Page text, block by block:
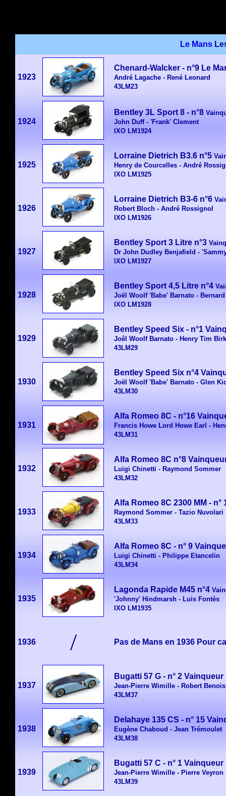
Le Mans
1923
Chenard-Walcker - n°9 Le
André Lagache - René Leonard
43LM23
1924
Bentley 3L Sport 8 - n°8
John Duff - 'Frank' Clement
IXO LM1924
1925
Lorraine Dietrich B3.6 n°5
Henry de Courcelles - André
IXO LM1925
1926
Lorraine Dietrich B3-6 n°6
Robert Bloch - André Rossignol
IXO LM1926
1927
Bentley Sport 3 Litre n°3
Dr John Dudley Benjafield -
IXO LM1927
1928
Bentley Sport 4,5 Litre n°4
Joël Woolf 'Babe' Barnato -
IXO LM1928
1929
Bentley Speed Six - n°1
Joêl Woolf Barnato - Henry Tim
43LM29
1930
Bentley Speed Six n°4
Joël Woolf 'Babe' Barnato - Glen
43LM30
1931
Alfa Romeo 8C - n°16
Francis Howe Lord Howe Earl -
43LM31
1932
Alfa Romeo 8C n°8
Luigi Chinetti - Raymond Sommer
43LM32
1933
Alfa Romeo 8C 2300 MM -
Raymond Sommer - Tazio Nuvolari
43LM33
1934
Alfa Romeo 8C - n° 9
Luigi Chinetti - Philippe Etancelin
43LM34
1935
Lagonda Rapide M45 n°4
'Johnny' Hindmarsh - Luis Fontès
IXO LM1935
1936 / Pas de Mans en 1936 Pour
1937
Bugatti 57 G - n° 2 Vainqueur
Jean-Pierre Wimille - Robert
43LM37
1938
Delahaye 135 CS - n° 15
Eugène Chaboud - Jean Trémoulet
43LM38
1939
Bugatti 57 C - n° 1 Vainqueur
Jean-Pierre Wimille - Pierre Veyron
43LM39